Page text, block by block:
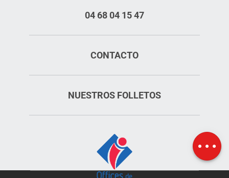
Mapa
04 68 04 15 47
CONTACTO
NUESTROS FOLLETOS